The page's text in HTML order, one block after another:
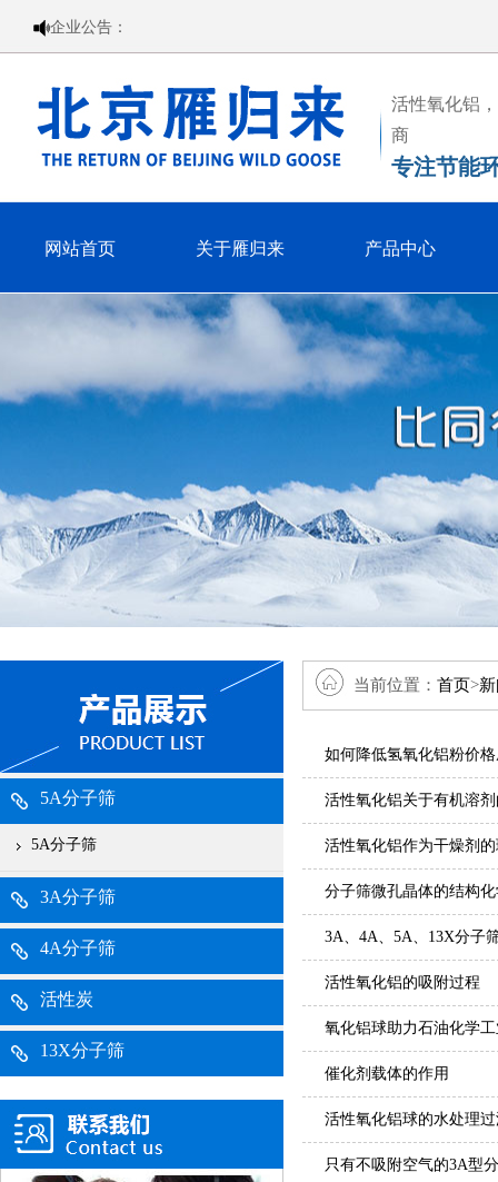
企业公告：
活性氧化铝
商
专注节能
网站首页 关于雁归来 产品中心
5A分子筛
5A分子筛
3A分子筛
4A分子筛
活性炭
13X分子筛
当前位置： 首页>
如何降低氢氧化铝粉价
活性氧化铝关于有机溶
活性氧化铝作为干燥剂
分子筛微孔晶体的结构
3A、4A、5A、13X分子
活性氧化铝的吸附过程
氧化铝球助力石油化学
催化剂载体的作用
活性氧化铝球的水处理
只有不吸附空气的3A型